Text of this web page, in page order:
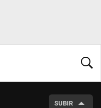
SUBIR